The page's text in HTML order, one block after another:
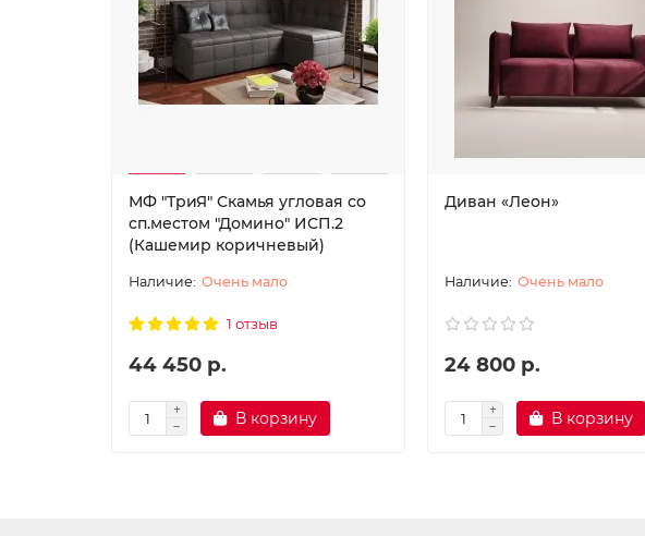
МФ "ТриЯ" Скамья угловая со
сп.местом "Домино" ИСП.2
(Кашемир коричневый)
Очень мало
1 отзыв
44 450 р.
В корзину
Диван «Леон»
Очень мало
24 800 р.
В корзину